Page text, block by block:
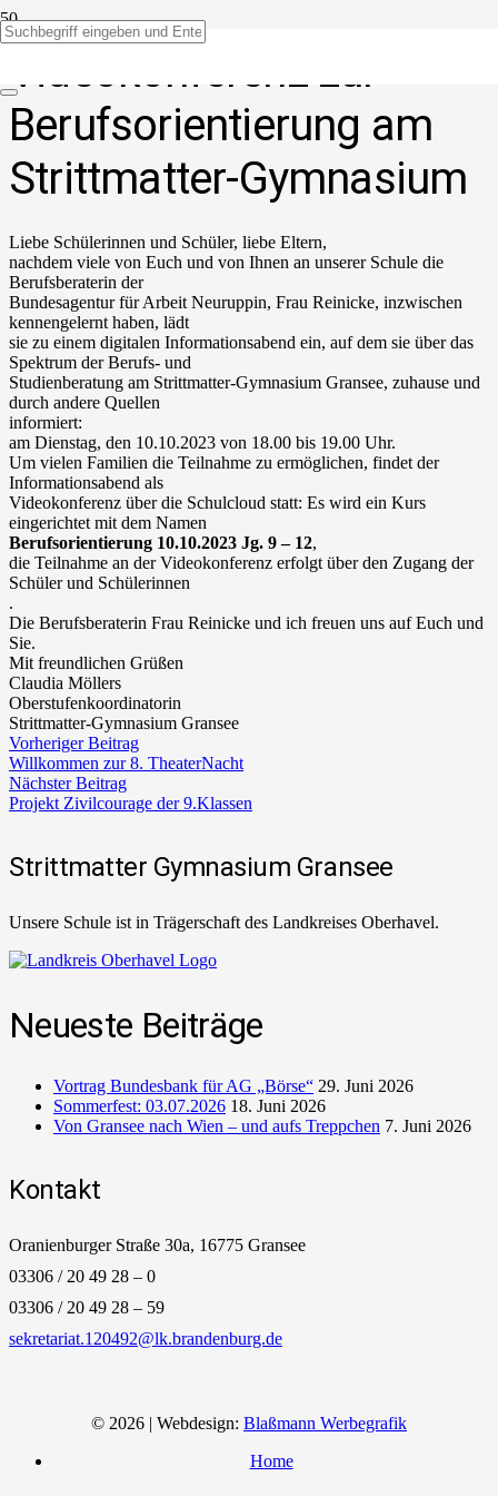
Videokonferenz zur
Berufsorientierung am
Strittmatter-Gymnasium
Liebe Schülerinnen und Schüler, liebe Eltern,
nachdem viele von Euch und von Ihnen an unserer Schule die
Berufsberaterin der
Bundesagentur für Arbeit Neuruppin, Frau Reinicke, inzwischen
kennengelernt haben, lädt
sie zu einem digitalen Informationsabend ein, auf dem sie über das
Spektrum der Berufs- und
Studienberatung am Strittmatter-Gymnasium Gransee, zuhause und
durch andere Quellen
informiert:
am Dienstag, den 10.10.2023 von 18.00 bis 19.00 Uhr.
Um vielen Familien die Teilnahme zu ermöglichen, findet der
Informationsabend als
Videokonferenz über die Schulcloud statt: Es wird ein Kurs
eingerichtet mit dem Namen
Berufsorientierung 10.10.2023 Jg. 9 – 12,
die Teilnahme an der Videokonferenz erfolgt über den Zugang der
Schüler und Schülerinnen
.
Die Berufsberaterin Frau Reinicke und ich freuen uns auf Euch und
Sie.
Mit freundlichen Grüßen
Claudia Möllers
Oberstufenkoordinatorin
Strittmatter-Gymnasium Gransee
Vorheriger Beitrag
Willkommen zur 8. TheaterNacht
Nächster Beitrag
Projekt Zivilcourage der 9.Klassen
Strittmatter Gymnasium Gransee
Unsere Schule ist in Trägerschaft des Landkreises Oberhavel.
Neueste Beiträge
Vortrag Bundesbank für AG „Börse“ 29. Juni 2026
Sommerfest: 03.07.2026 18. Juni 2026
Von Gransee nach Wien – und aufs Treppchen 7. Juni 2026
Kontakt
Oranienburger Straße 30a, 16775 Gransee
03306 / 20 49 28 – 0
03306 / 20 49 28 – 59
sekretariat.120492@lk.brandenburg.de
© 2026 | Webdesign: Blaßmann Werbegrafik
Home